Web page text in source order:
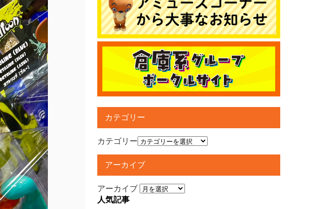
カテゴリー
カテゴリー
アーカイブ
アーカイブ
人気記事